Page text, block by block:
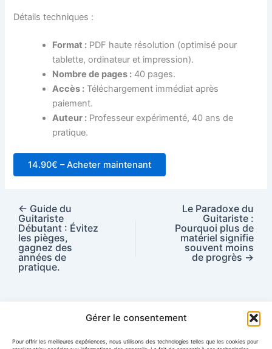
Gérer le consentement
Pour offrir les meilleures expériences, nous utilisons des technologies telles que les cookies pour
Détails techniques :
Format : PDF haute résolution (optimisé pour
tablette, ordinateur et impression).
Nombre de pages : 40 pages.
Accès : Téléchargement immédiat après
paiement.
Auteur : Professeur expérimenté, 40 ans de
pratique.
14.90€ – Acheter maintenant
← Guide du
Guitariste
Débutant : Évitez
les pièges,
gagnez des
années de
pratique.
Le Paradoxe du
Guitariste :
Pourquoi plus de
matériel signifie
souvent moins
de progrès →